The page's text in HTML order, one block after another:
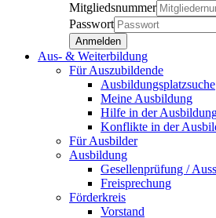
Mitgliedsnummer
Passwort
Aus- & Weiterbildung
Für Auszubildende
Ausbildungsplatzsuche
Meine Ausbildung
Hilfe in der
Konflikte in der
Für Ausbilder
Ausbildung
Gesellenprüfung /
Freisprechung
Förderkreis
Vorstand